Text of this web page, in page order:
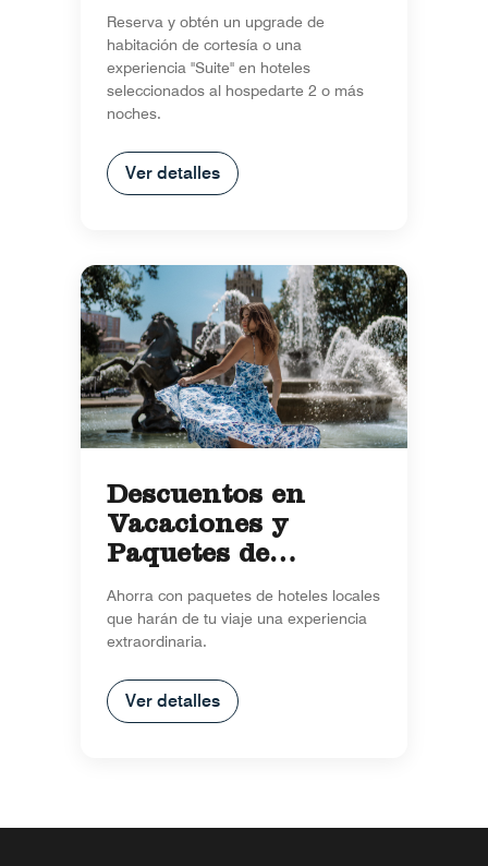
Reserva y obtén un upgrade de
habitación de cortesía o una
experiencia "Suite" en hoteles
seleccionados al hospedarte 2 o más
noches.
Ver detalles
Descuentos en
Vacaciones y
Paquetes de
Temporada
Ahorra con paquetes de hoteles locales
que harán de tu viaje una experiencia
extraordinaria.
Ver detalles